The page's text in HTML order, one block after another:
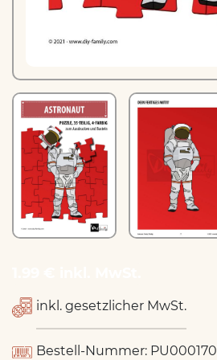
inkl. gesetzlicher MwSt.
Bestell-Nummer: PU000170